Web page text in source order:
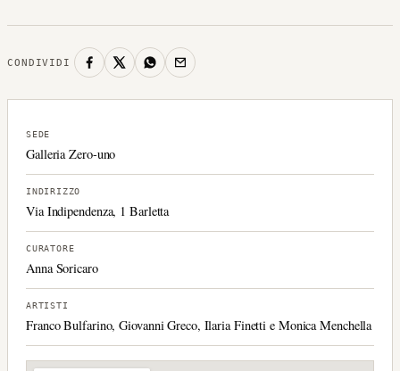
CONDIVIDI
SEDE
Galleria Zero-uno
INDIRIZZO
Via Indipendenza, 1 Barletta
CURATORE
Anna Soricaro
ARTISTI
Franco Bulfarino, Giovanni Greco, Ilaria Finetti e Monica Menchella